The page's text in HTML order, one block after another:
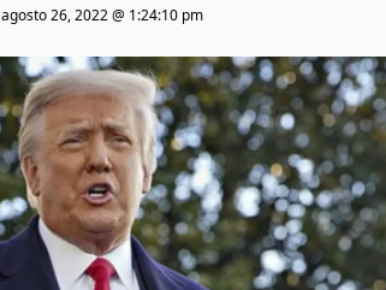
agosto 26, 2022 @ 1:24:10 pm